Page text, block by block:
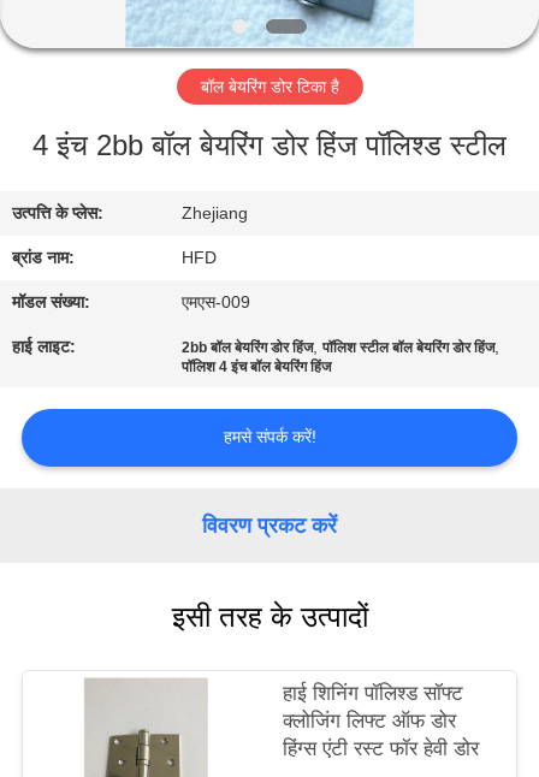
हमारे
बारे
भ्रमण
गुणवत्ता
नियंत्रण
संपर्क
करें
PRIVACY
POLICY
बॉल बेयरिंग डोर टिका है
4 इंच 2bb बॉल बेयरिंग डोर हिंज पॉलिश्ड स्टील
उत्पत्ति के प्लेस: Zhejiang
ब्रांड नाम: HFD
मॉडल संख्या: एमएस-009
हाई लाइट: 2bb बॉल बेयरिंग डोर हिंज,पॉलिश स्टील बॉल बेयरिंग डोर हिंज,
पॉलिश 4 इंच बॉल बेयरिंग हिंज
हमसे संपर्क करें!
विवरण प्रकट करें
इसी तरह के उत्पादों
हाई शिनिंग पॉलिश्ड सॉफ्ट
क्लोजिंग लिफ्ट ऑफ डोर
हिंग्स एंटी रस्ट फॉर हेवी डोर